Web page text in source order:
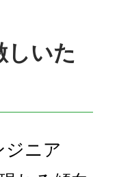
しいた
ジニア